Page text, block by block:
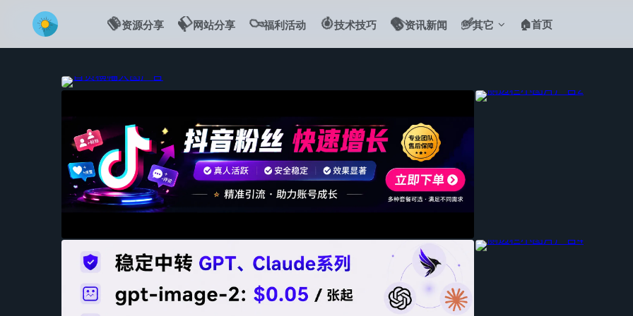
🍔资源分享 💻网站分享 🍗福利活动 🎯技术技巧 📻资讯新闻 ✌️其它 🏠首页